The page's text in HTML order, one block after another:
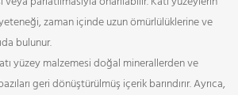
zaman içinde uzun ömürlülüklerine ve
bulunur.
yüzey malzemesi doğal minerallerden ve
geri dönüştürülmüş içerik barındırır. Ayrıca,